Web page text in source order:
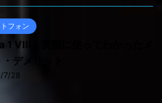
フォン
1 VIIIを実際に使ってわかったメ
デメリット
7/28